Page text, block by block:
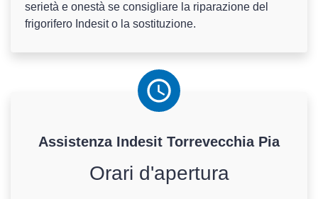
serietà e onestà se consigliare la riparazione del
frigorifero Indesit o la sostituzione.
Assistenza Indesit Torrevecchia Pia
Orari d'apertura